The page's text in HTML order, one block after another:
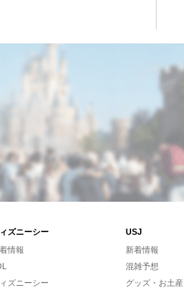
ズニーシー
USJ
情報
ズニーシー
新着情報
混雑予想
グッズ・お土産